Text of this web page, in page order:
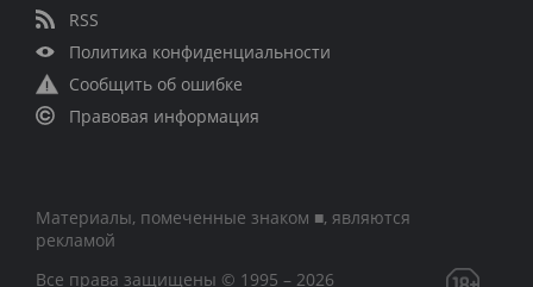
RSS
Политика конфиденциальности
Сообщить об ошибке
Правовая информация
Материалы, помеченные знаком ■, являются
рекламой
Все права защищены © 1995 – 2026